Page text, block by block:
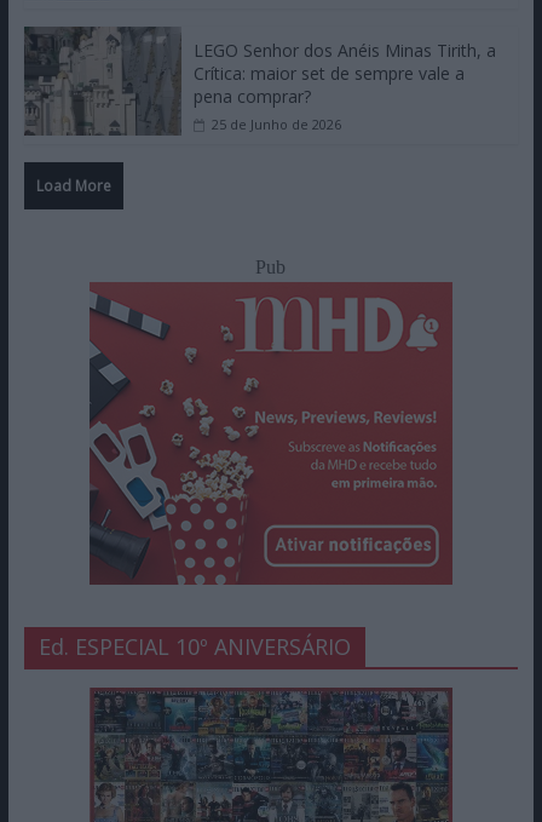
LEGO Senhor dos Anéis Minas Tirith, a
Crítica: maior set de sempre vale a
pena comprar?
25 de Junho de 2026
Load More
Pub
Ed. ESPECIAL 10º ANIVERSÁRIO